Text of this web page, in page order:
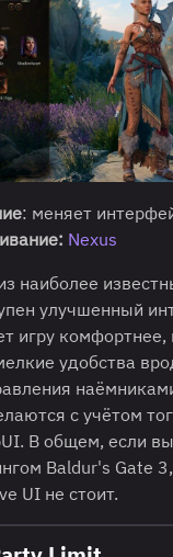
: меняет
Nexus
наиболее
улучшенный
игру
удобства
с учётом
В общем, если
Baldur's Gate
UI не стоит.